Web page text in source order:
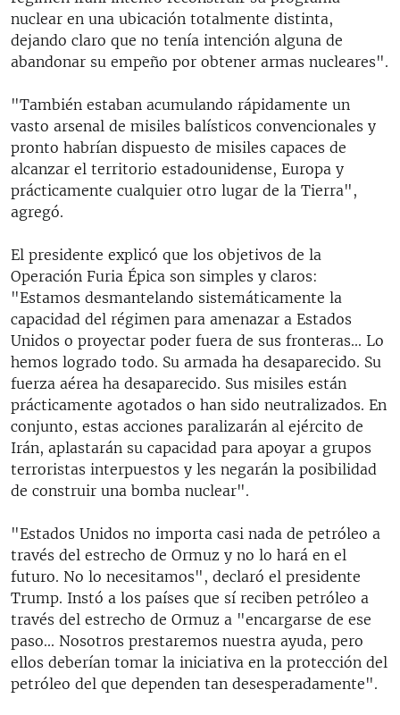
nuclear en una ubicación totalmente distinta,
dejando claro que no tenía intención alguna de
abandonar su empeño por obtener armas nucleares".
"También estaban acumulando rápidamente un
vasto arsenal de misiles balísticos convencionales y
pronto habrían dispuesto de misiles capaces de
alcanzar el territorio estadounidense, Europa y
prácticamente cualquier otro lugar de la Tierra",
agregó.
El presidente explicó que los objetivos de la
Operación Furia Épica son simples y claros:
"Estamos desmantelando sistemáticamente la
capacidad del régimen para amenazar a Estados
Unidos o proyectar poder fuera de sus fronteras... Lo
hemos logrado todo. Su armada ha desaparecido. Su
fuerza aérea ha desaparecido. Sus misiles están
prácticamente agotados o han sido neutralizados. En
conjunto, estas acciones paralizarán al ejército de
Irán, aplastarán su capacidad para apoyar a grupos
terroristas interpuestos y les negarán la posibilidad
de construir una bomba nuclear".
"Estados Unidos no importa casi nada de petróleo a
través del estrecho de Ormuz y no lo hará en el
futuro. No lo necesitamos", declaró el presidente
Trump. Instó a los países que sí reciben petróleo a
través del estrecho de Ormuz a "encargarse de ese
paso... Nosotros prestaremos nuestra ayuda, pero
ellos deberían tomar la iniciativa en la protección del
petróleo del que dependen tan desesperadamente".